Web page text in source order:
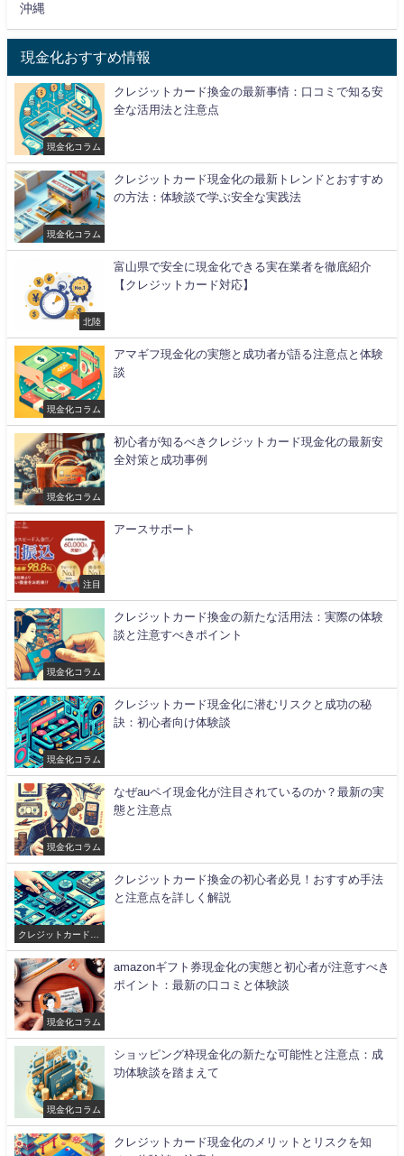
沖縄
現金化おすすめ情報
現金化コラム
クレジットカード換金の最新事情：口コミで知る安
全な活用法と注意点
現金化コラム
クレジットカード現金化の最新トレンドとおすすめ
の方法：体験談で学ぶ安全な実践法
北陸
富山県で安全に現金化できる実在業者を徹底紹介
【クレジットカード対応】
現金化コラム
アマギフ現金化の実態と成功者が語る注意点と体験
談
現金化コラム
初心者が知るべきクレジットカード現金化の最新安
全対策と成功事例
注目
アースサポート
現金化コラム
クレジットカード換金の新たな活用法：実際の体験
談と注意すべきポイント
現金化コラム
クレジットカード現金化に潜むリスクと成功の秘
訣：初心者向け体験談
現金化コラム
なぜauペイ現金化が注目されているのか？最新の実
態と注意点
クレジットカード現
金化
クレジットカード換金の初心者必見！おすすめ手法
と注意点を詳しく解説
現金化コラム
amazonギフト券現金化の実態と初心者が注意すべき
ポイント：最新の口コミと体験談
現金化コラム
ショッピング枠現金化の新たな可能性と注意点：成
功体験談を踏まえて
クレジットカード現金化のメリットとリスクを知